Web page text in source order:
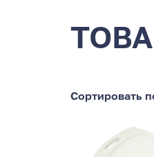
Сортировать